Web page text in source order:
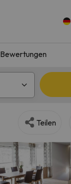
Bewertungen
Teilen